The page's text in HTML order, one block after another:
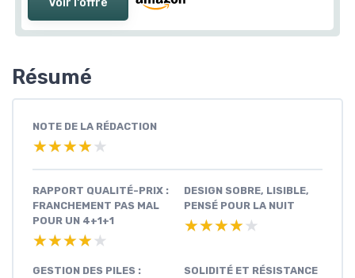
Résumé
NOTE DE LA RÉDACTION
★★★★★
★★★★★
RAPPORT QUALITÉ-PRIX :
FRANCHEMENT PAS MAL
POUR UN 4+1+1
★★★★★
★★★★★
DESIGN SOBRE, LISIBLE,
PENSÉ POUR LA NUIT
★★★★★
★★★★★
GESTION DES PILES :
SOLIDITÉ ET RÉSISTANCE